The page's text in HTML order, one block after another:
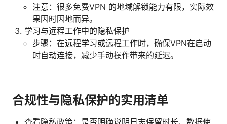
注意：很多免费VPN 的地域解锁能力有限，实际效
果因时因地而异。
学习与远程工作中的隐私保护
步骤：在远程学习或远程工作时，确保VPN在启动
时自动连接，减少手动操作带来的延迟。
合规性与隐私保护的实用清单
查看隐私政策：是否明确说明日志保留时长、数据使